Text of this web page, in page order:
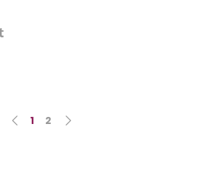
1 2